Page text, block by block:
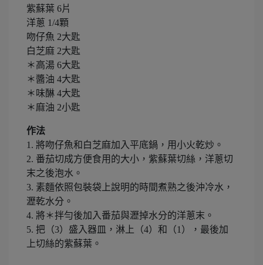
紫蘇葉 6片
洋蔥 1/4顆
吻仔魚 2大匙
白芝麻 2大匙
＊高湯 6大匙
＊醬油 4大匙
＊味醂 4大匙
＊麻油 2小匙
作法
1. 將吻仔魚和白芝麻加入平底鍋，用小火乾炒。
2. 番茄切成方便食用的大小，紫蘇葉切絲，洋蔥切
末之後泡水。
3. 素麵依照包裝袋上說明的時間煮熟之後沖冷水，
瀝乾水分。
4. 將＊拌勻後加入番茄與瀝掉水分的洋蔥末。
5. 把（3）盛入器皿，淋上（4）和（1），最後加
上切絲的紫蘇葉。